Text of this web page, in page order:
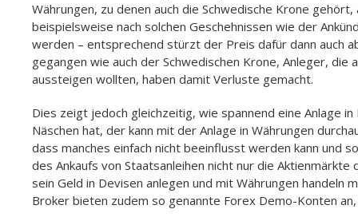
Währungen, zu denen auch die Schwedische Krone
beispielsweise nach solchen Geschehnissen wie der
werden – entsprechend stürzt der Preis dafür dann auch
gegangen wie auch der Schwedischen Krone, Anleger,
aussteigen wollten, haben damit Verluste gemacht.
Dies zeigt jedoch gleichzeitig, wie spannend eine Anlage
Näschen hat, der kann mit der Anlage in Währungen
dass manches einfach nicht beeinflusst werden kann und
des Ankaufs von Staatsanleihen nicht nur die
sein Geld in Devisen anlegen und mit Währungen handeln
Broker bieten zudem so genannte Forex Demo-Konten